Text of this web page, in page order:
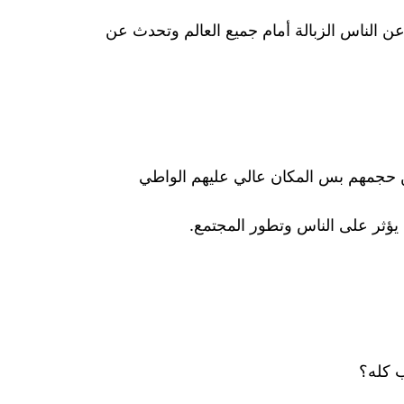
الناس الزبالة أمام جميع العالم وتحدث عن
حجمهم بس المكان عالي عليهم الواطي
يؤثر على الناس وتطور المجتمع.
كله؟